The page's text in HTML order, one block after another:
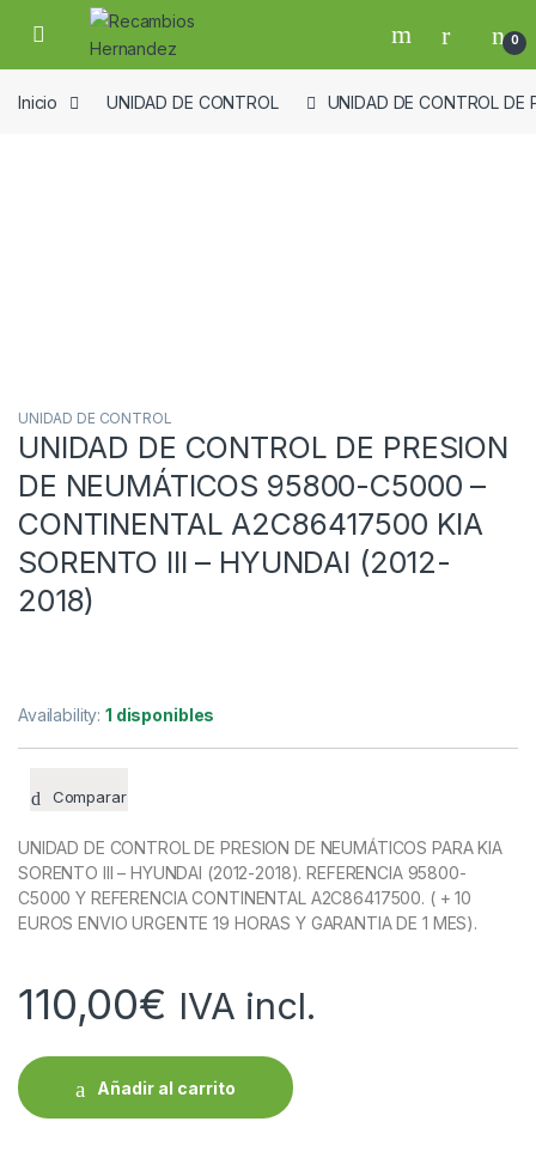
Skip to navigation
Skip to content
Open 0
Inicio UNIDAD DE CONTROL UNIDAD DE CONTROL
UNIDAD DE CONTROL
UNIDAD DE CONTROL DE PRESION
DE NEUMÁTICOS 95800-C5000 –
CONTINENTAL A2C86417500 KIA
SORENTO III – HYUNDAI (2012-
2018)
Availability:1 disponibles
Comparar
UNIDAD DE CONTROL DE PRESION DE NEUMÁTICOS PARA KIA
SORENTO III – HYUNDAI (2012-2018). REFERENCIA 95800-
C5000 Y REFERENCIA CONTINENTAL A2C86417500. ( + 10
EUROS ENVIO URGENTE 19 HORAS Y GARANTIA DE 1 MES).
110,00€ IVA incl.
Añadir al carrito